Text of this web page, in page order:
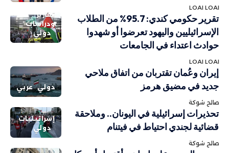
LOAI LOAI
تقارير
ودراسات
دولي
تقرير حكومي كندي: 95.7% من الطلاب
الإسرائيليين واليهود تعرضوا أو شهدوا
حوادث اعتداء في الجامعات
LOAI LOAI
دولي عربي
إيران وعُمان تقتربان من اتفاق ملاحي
جديد في مضيق هرمز
صالح شوكة
إسرائيليات
دولي
تحذيرات إسرائيلية في اليونان.. وملاحقة
قضائية لجندي احتياط في فيتنام
صالح شوكة